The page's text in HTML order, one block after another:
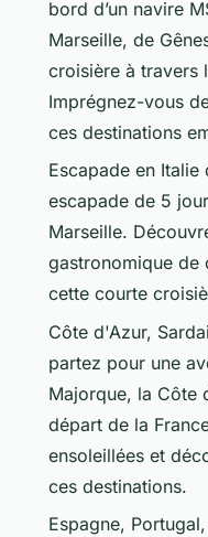
bord d’un navire
Marseille, de
croisière à travers
Imprégnez-vous
ces destinations
Escapade en
escapade de 5
Marseille.
gastronomique de
cette courte
Côte d'Azur,
partez pour une
Majorque, la Côte
départ de la
ensoleillées et
ces destinations.
Espagne,